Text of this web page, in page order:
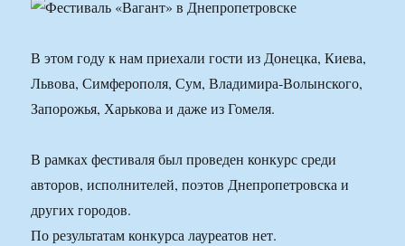
В этом году к нам приехали гости из Донецка, Киева,
Львова, Симферополя, Сум, Владимира-Волынского,
Запорожья, Харькова и даже из Гомеля.
В рамках фестиваля был проведен конкурс среди
авторов, исполнителей, поэтов Днепропетровска и
других городов.
По результатам конкурса лауреатов нет.